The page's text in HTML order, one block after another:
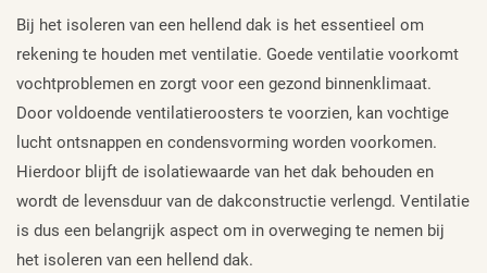
Bij het isoleren van een hellend dak is het essentieel om
rekening te houden met ventilatie. Goede ventilatie voorkomt
vochtproblemen en zorgt voor een gezond binnenklimaat.
Door voldoende ventilatieroosters te voorzien, kan vochtige
lucht ontsnappen en condensvorming worden voorkomen.
Hierdoor blijft de isolatiewaarde van het dak behouden en
wordt de levensduur van de dakconstructie verlengd. Ventilatie
is dus een belangrijk aspect om in overweging te nemen bij
het isoleren van een hellend dak.